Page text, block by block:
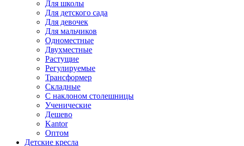
Для школы
Для детского сада
Для девочек
Для мальчиков
Одноместные
Двухместные
Растущие
Регулируемые
Трансформер
Складные
С наклоном столешницы
Ученические
Дешево
Kantor
Оптом
Детские кресла